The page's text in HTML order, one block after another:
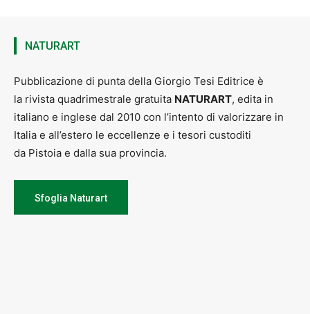
NATURART
Pubblicazione di punta della Giorgio Tesi Editrice è
la rivista quadrimestrale gratuita NATURART, edita in
italiano e inglese dal 2010 con l’intento di valorizzare in
Italia e all’estero le eccellenze e i tesori custoditi
da Pistoia e dalla sua provincia.
Sfoglia Naturart